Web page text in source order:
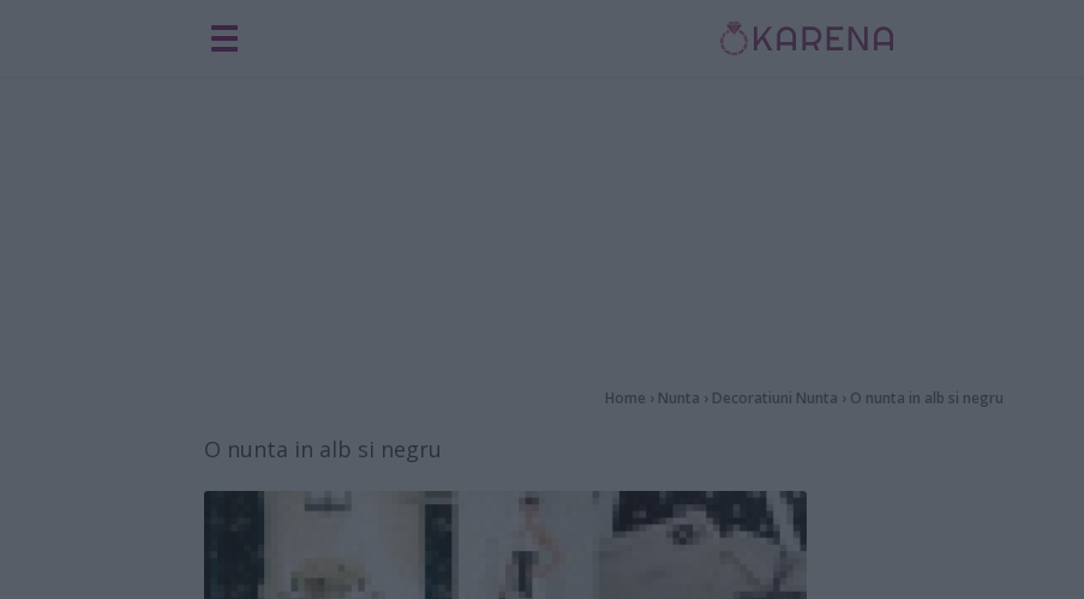
Home › Nunta › Decoratiuni Nunta › O nunta in alb si negru
O nunta in alb si negru